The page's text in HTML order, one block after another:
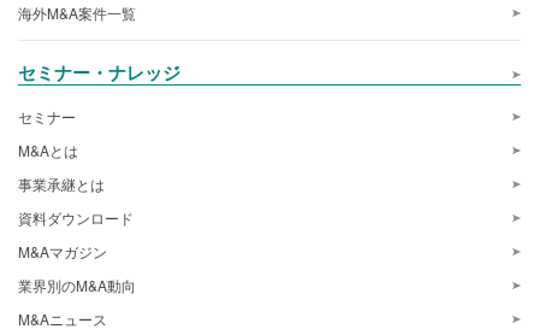
海外M&A案件一覧
セミナー・ナレッジ
セミナー
M&Aとは
事業承継とは
資料ダウンロード
M&Aマガジン
業界別のM&A動向
M&Aニュース